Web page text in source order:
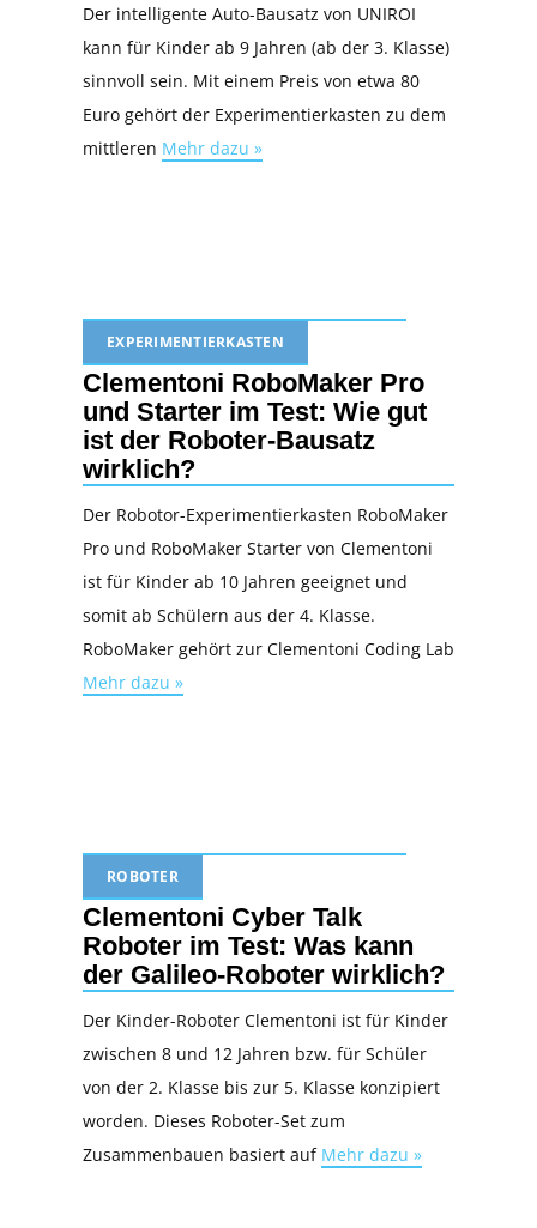
Der intelligente Auto-Bausatz von UNIROI
kann für Kinder ab 9 Jahren (ab der 3. Klasse)
sinnvoll sein. Mit einem Preis von etwa 80
Euro gehört der Experimentierkasten zu dem
mittleren Mehr dazu »
EXPERIMENTIERKASTEN
Clementoni RoboMaker Pro
und Starter im Test: Wie gut
ist der Roboter-Bausatz
wirklich?
Der Robotor-Experimentierkasten RoboMaker
Pro und RoboMaker Starter von Clementoni
ist für Kinder ab 10 Jahren geeignet und
somit ab Schülern aus der 4. Klasse.
RoboMaker gehört zur Clementoni Coding Lab
Mehr dazu »
ROBOTER
Clementoni Cyber Talk
Roboter im Test: Was kann
der Galileo-Roboter wirklich?
Der Kinder-Roboter Clementoni ist für Kinder
zwischen 8 und 12 Jahren bzw. für Schüler
von der 2. Klasse bis zur 5. Klasse konzipiert
worden. Dieses Roboter-Set zum
Zusammenbauen basiert auf Mehr dazu »